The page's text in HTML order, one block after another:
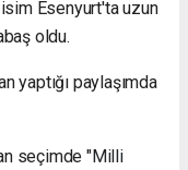
isim Esenyurt'ta uzun
oldu.
yaptığı paylaşımda
seçimde "Milli